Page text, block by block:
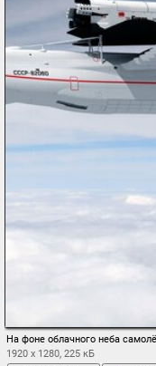
На фоне облачного неба
1920 x 1280, 225 кБ